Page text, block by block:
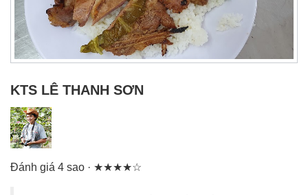
KTS LÊ THANH SƠN
Đánh giá 4 sao · ★★★★☆